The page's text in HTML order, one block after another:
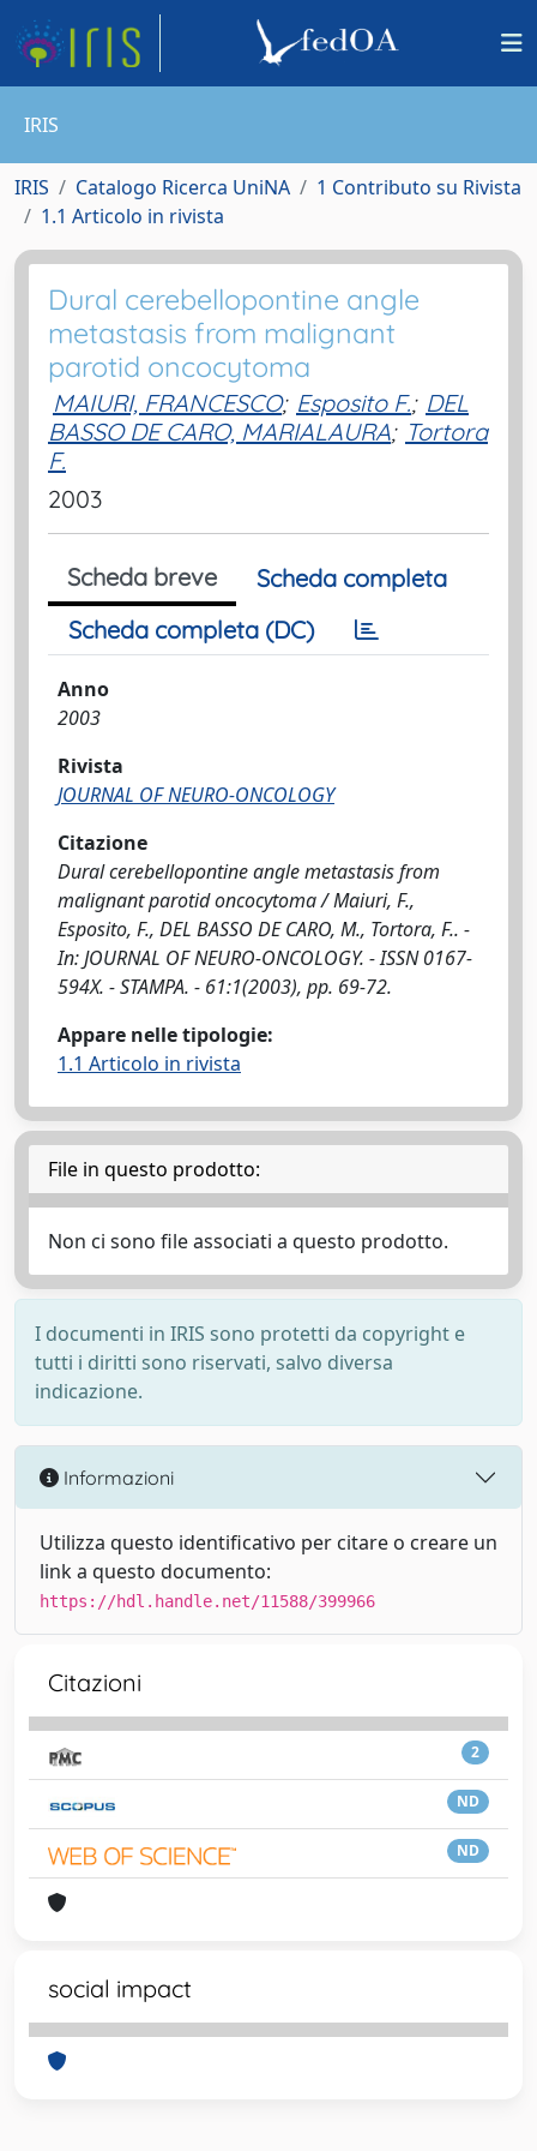
IRIS
IRIS Catalogo Ricerca UniNA
1 Contributo su Rivista
1.1 Articolo in rivista
Dural cerebellopontine angle
metastasis from malignant
parotid oncocytoma
MAIURI, FRANCESCO; Esposito F.; DEL
BASSO DE CARO, MARIALAURA; Tortora
F.
2003
Scheda breve
Scheda completa
Scheda completa (DC)
Anno
2003
Rivista
JOURNAL OF NEURO-ONCOLOGY
Citazione
Dural cerebellopontine angle metastasis from
malignant parotid oncocytoma / Maiuri, F.,
Esposito, F., DEL BASSO DE CARO, M., Tortora, F.. -
In: JOURNAL OF NEURO-ONCOLOGY. - ISSN 0167-
594X. - STAMPA. - 61:1(2003), pp. 69-72.
Appare nelle tipologie:
1.1 Articolo in rivista
File in questo prodotto:
Non ci sono file associati a questo prodotto.
I documenti in IRIS sono protetti da copyright e
tutti i diritti sono riservati, salvo diversa
indicazione.
Informazioni
Utilizza questo identificativo per citare o creare un
link a questo documento:
https://hdl.handle.net/11588/399966
Citazioni
2
ND
ND
social impact